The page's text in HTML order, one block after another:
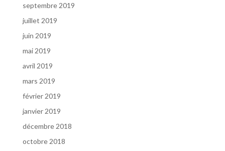
septembre 2019
juillet 2019
juin 2019
mai 2019
avril 2019
mars 2019
février 2019
janvier 2019
décembre 2018
octobre 2018